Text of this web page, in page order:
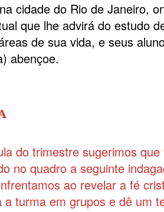
cidade do Rio de Janeiro,
que lhe advirá do estudo
de sua vida, e seus
abençoe.
do trimestre sugerimos que
no quadro a seguinte
ao revelar a fé
a turma em grupos e dê um